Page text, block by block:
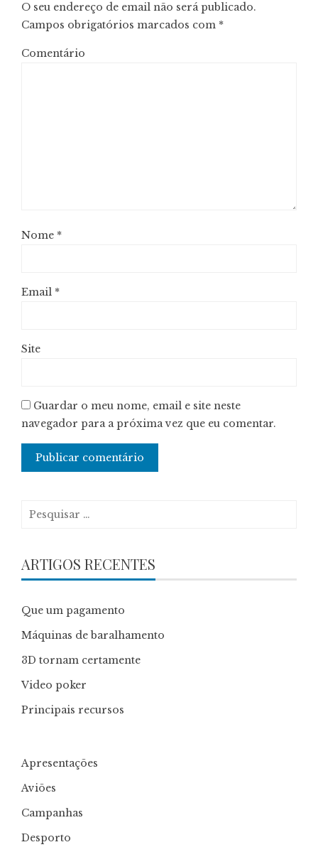
O seu endereço de email não será publicado.
Campos obrigatórios marcados com *
Comentário
Nome *
Email *
Site
Guardar o meu nome, email e site neste
navegador para a próxima vez que eu comentar.
Pesquisar
ARTIGOS RECENTES
Que um pagamento
Máquinas de baralhamento
3D tornam certamente
Video poker
Principais recursos
Apresentações
Aviões
Campanhas
Desporto